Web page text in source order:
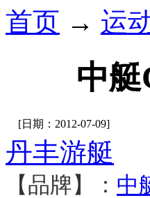
首页 → 运
中
[日期：2012-07-09]
丹丰游艇
【品牌】： 中